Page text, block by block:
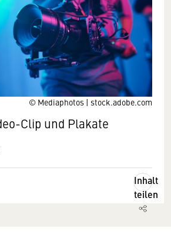
© Mediaphotos | stock.adobe.com
Clip und Plakate
Inhalt
teilen